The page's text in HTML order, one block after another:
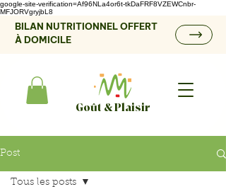
google-site-verification=Af96NLa4or6t-tkDaFRF8VZEWCnbr-
MFJORVgryjbL8
BILAN NUTRITIONNEL OFFERT
À DOMICILE
Goût & Plaisir
Post
Tous les posts